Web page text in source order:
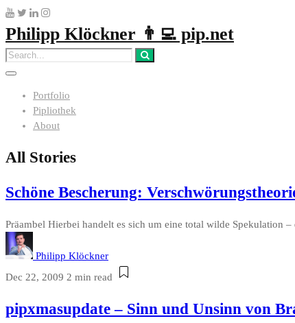
Philipp Klöckner 👨‍💻 pip.net
Portfolio
Pipliothek
About
All Stories
Schöne Bescherung:
Präambel Hierbei handelt es sich um eine total wilde Spekulation
Philipp Klöckner
Dec 22, 2009 2 min read
pipxmasupdate – Sinn und Unsinn von